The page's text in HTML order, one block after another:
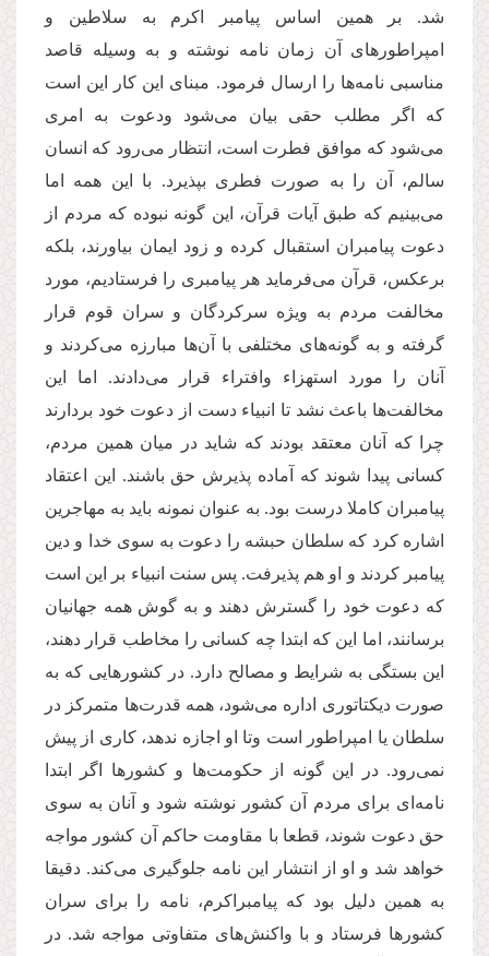
شد. بر همین اساس پیامبر اکرم به سلاطین و
امپراطورهای آن زمان نامه نوشته و به وسیله قاصد
مناسبی نامه‌ها را ارسال فرمود. مبنای این کار این است
که اگر مطلب حقی بیان می‌شود ودعوت به امری
می‌شود که موافق فطرت است، انتظار می‌رود که انسان
سالم، آن را به صورت فطری بپذیرد. با این همه اما
می‌بینیم که طبق آیات قرآن، این گونه نبوده که مردم از
دعوت پیامبران استقبال کرده و زود ایمان بیاورند، بلکه
برعکس، قرآن می‌فرماید هر پیامبری را فرستادیم، مورد
مخالفت مردم به ویژه سرکردگان و سران قوم قرار
گرفته و به گونه‌های مختلفی با آن‌ها مبارزه می‌کردند و
آنان را مورد استهزاء وافتراء قرار می‌دادند. اما این
مخالفت‌ها باعث نشد تا انبیاء دست از دعوت خود بردارند
چرا که آنان معتقد بودند که شاید در میان همین مردم،
کسانی پیدا شوند که آماده پذیرش حق باشند. این اعتقاد
پیامبران کاملا درست بود. به عنوان نمونه باید به مهاجرین
اشاره کرد که سلطان حبشه را دعوت به سوی خدا و دین
پیامبر کردند و او هم پذیرفت. پس سنت انبیاء بر این است
که دعوت خود را گسترش دهند و به گوش همه جهانیان
برسانند، اما این که ابتدا چه کسانی را مخاطب قرار دهند،
این بستگی به شرایط و مصالح دارد. در کشورهایی که به
صورت دیکتاتوری اداره می‌شود، همه قدرت‌ها متمرکز در
سلطان یا امپراطور است وتا او اجازه ندهد، کاری از پیش
نمی‌رود. در این گونه از حکومت‌ها و کشورها اگر ابتدا
نامه‌ای برای مردم آن کشور نوشته شود و آنان به سوی
حق دعوت شوند، قطعا با مقاومت حاکم آن کشور مواجه
خواهد شد و او از انتشار این نامه جلوگیری می‌کند. دقیقا
به همین دلیل بود که پیامبراکرم، نامه را برای سران
کشورها فرستاد و با واکنش‌های متفاوتی مواجه شد. در